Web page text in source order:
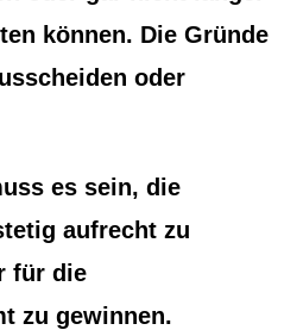
können. Die Gründe
oder
es sein, die
aufrecht zu
für die
zu gewinnen.